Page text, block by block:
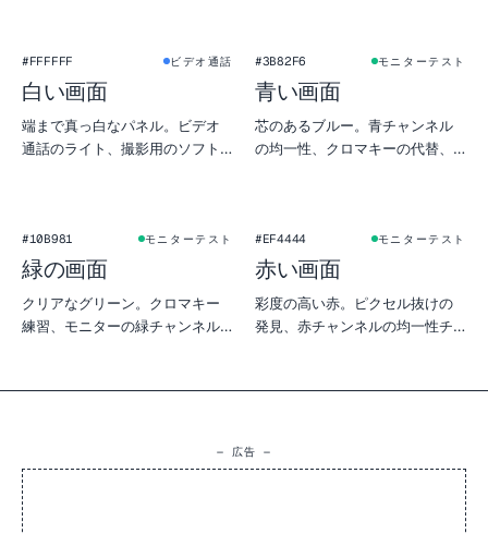
★
#FFFFFF ビデオ通話
白い画面
端まで真っ白なパネル。ビデオ
通話のライト、撮影用のソフト
#3B82F6 モニターテスト
青い画面
芯のあるブルー。青チャンネル
の均一性、クロマキーの代替、
#10B981 モニターテスト
緑の画面
クリアなグリーン。クロマキー
練習、モニターの緑チャンネル
#EF4444 モニターテスト
赤い画面
彩度の高い赤。ピクセル抜けの
発見、赤チャンネルの均一性チ
— 広告 —